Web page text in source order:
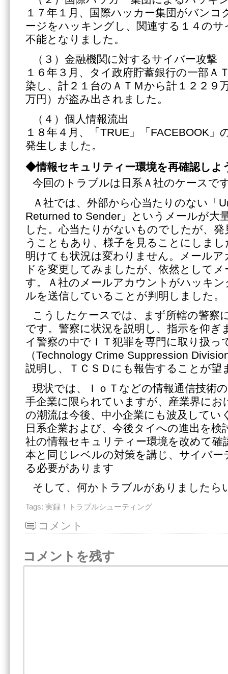
１７年１月、国際ハッカー集団がバンコ
ージをハッキングし、関連する１４のサ
不能となりました。
（３）金融機関に対するサイバー攻撃
１６年３月、タイ政府貯蓄銀行の一部Ａ
染し、計２１台のＡＴＭから計１２２９
万円）が盗み出されました。
（４）個人情報流出
１８年４月、「TRUE」「FACEBOOK」
発生しました。
◆情報セキュリティー環境を再確認しよ
今回のトラブルは日系Ａ社のケースで
Ａ社では、外部から心当たりのない「
Returned to Sender」というメールが大
した。心当たりがないものでしたが、
うこともあり、様子を見ることにしま
明けても状況は変わりません。メール
ドを変更してみましたが、依然として
す。Ａ社のメールアカウントがハッキ
ルを送信していることが判明しました。
こうしたケースでは、まず所轄の警察
です。警察に状況を説明し、指示を仰ぎ
イ警察の中でＩＴ犯罪を専門に取り扱っ
（Technology Crime Suppression
説明し、ＴＣＳＤにも報告することが望
現状では、ＩｏＴなどの情報通信技術
手企業に限られていますが、産業界にお
の潮流は今後、中小企業にも波及してい
日系企業および、今後タイへの進出を検
社の情報セキュリティー環境を改めて確
本と同じレベルの対策を講じ、サイバー
る必要があります
そして、何かトラブルがありましたら
Tags: 実録！トラブルシューティング
コメント
コメントを残す